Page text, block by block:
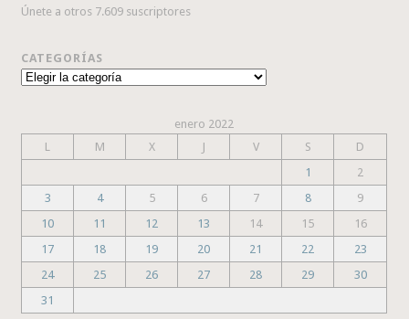
Únete a otros 7.609 suscriptores
CATEGORÍAS
Categorías
enero 2022
L
M X J V S
D
1
2
3
4 5 6 7 8
9
10
11 12 13 14 15
16
17
18 19 20 21 22
23
24
25 26 27 28 29
30
31